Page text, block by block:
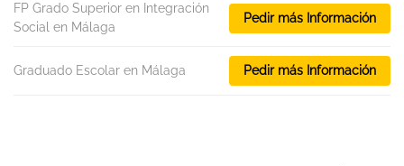
FP Grado Superior en Integración
Social en Málaga
Pedir más Información
Graduado Escolar en Málaga Pedir más Información